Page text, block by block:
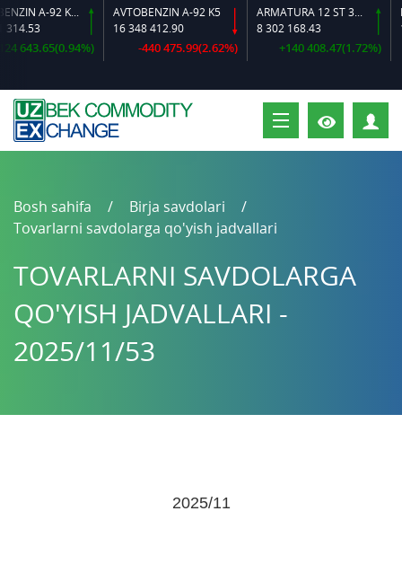
AVTOBENZIN A-92 K2-L
643.65(0.94%)
AVTOBENZIN A-92 K5
16 348 412.90
-440 475.99(2.62%)
ARMATURA 12 ST 35 GS O‘LCHAMLI
8 302 168.43
+140 408.47(1.72%)
Bosh sahifa
Birja savdolari
Tovarlarni savdolarga qo'yish jadvallari
TOVARLARNI SAVDOLARGA
QO'YISH JADVALLARI -
2025/11/53
2025/11